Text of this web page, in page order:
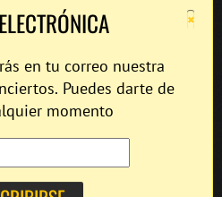
×
en tu correo nuestra
Puedes darte de
momento